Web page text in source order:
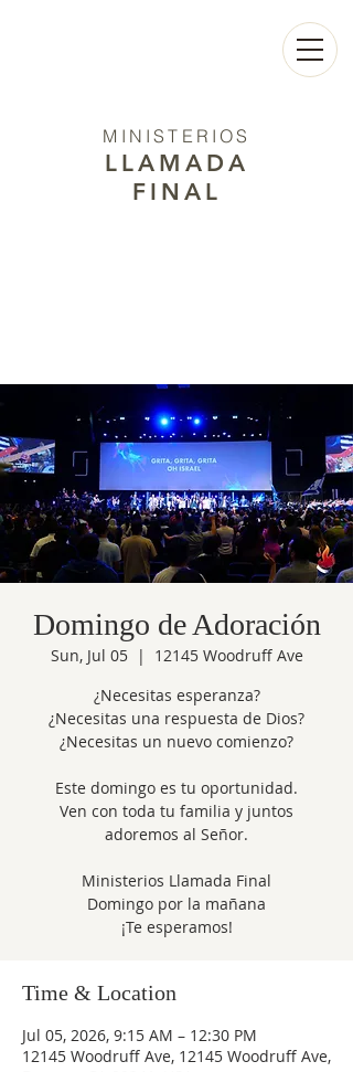
MINISTERIOS
LLAMADA
FINAL
Domingo de Adoración
Sun, Jul 05
  |
12145 Woodruff Ave
¿Necesitas esperanza?
¿Necesitas una respuesta de Dios?
¿Necesitas un nuevo comienzo?
Este domingo es tu oportunidad.
Ven con toda tu familia y juntos
adoremos al Señor.
Ministerios Llamada Final
Domingo por la mañana
¡Te esperamos!
Time & Location
Jul 05, 2026, 9:15 AM – 12:30 PM
12145 Woodruff Ave, 12145 Woodruff Ave,